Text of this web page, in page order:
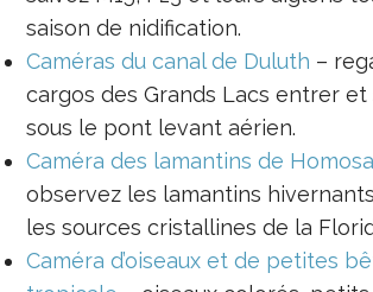
saison de nidification.
Caméras du canal de Duluth –
cargos des Grands Lacs entrer
sous le pont levant aérien.
Caméra des lamantins de
observez les lamantins
les sources cristallines de la
Caméra d’oiseaux et de petites